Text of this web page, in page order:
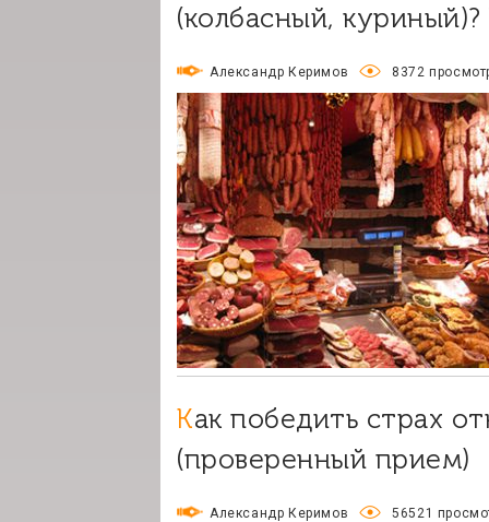
(колбасный,
Александр Керимов 8372
Как победить страх открыть мясной магазин
(проверенный прием)
Александр Керимов 56521